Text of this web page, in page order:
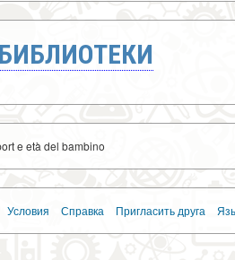
e età del bambino
Условия Справка Пригласить друга